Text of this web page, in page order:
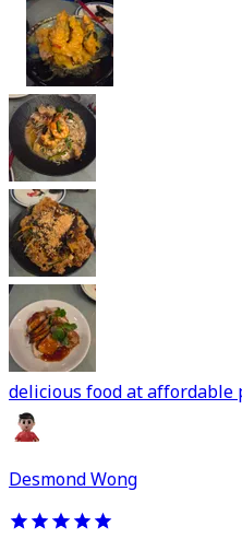
delicious food at affordable
Desmond Wong